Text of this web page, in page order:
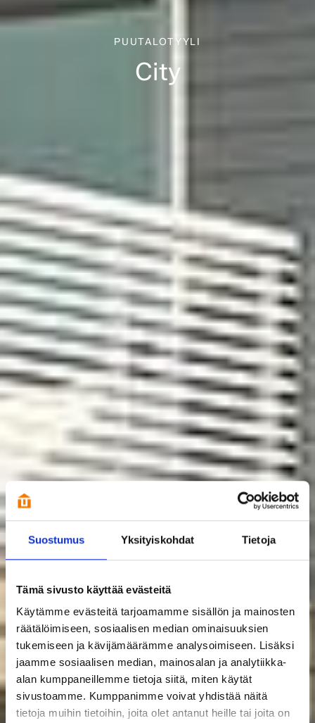
Suostumus Yksityiskohdat Tietoja
Tämä sivusto käyttää evästeitä
Käytämme evästeitä tarjoamamme sisällön ja mainosten
räätälöimiseen, sosiaalisen median ominaisuuksien
tukemiseen ja kävijämäärämme analysoimiseen. Lisäksi
jaamme sosiaalisen median, mainosalan ja analytiikka-
alan kumppaneillemme tietoja siitä, miten käytät
sivustoamme. Kumppanimme voivat yhdistää näitä
tietoja muihin tietoihin, joita olet antanut heille tai joita on
PUUTALOTYYLI
City